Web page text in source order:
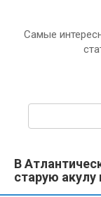
контенту
Самые
В
старую акулу